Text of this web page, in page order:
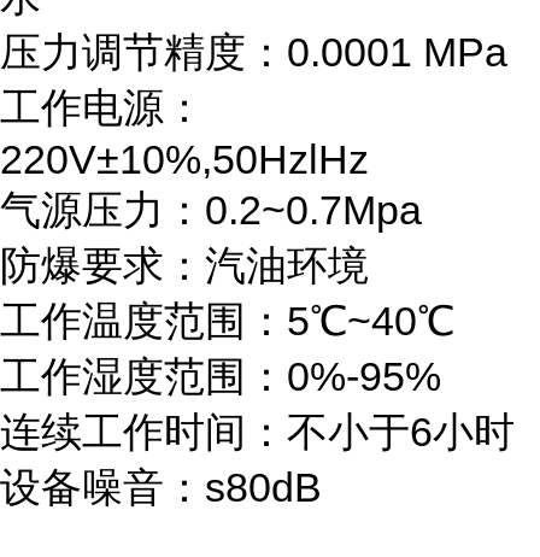
压力调节精度：0.0001 MPa
工作电源：
220V±10%,50HzlHz
气源压力：0.2~0.7Mpa
防爆要求：汽油环境
工作温度范围：5℃~40℃
工作湿度范围：0%-95%
连续工作时间：不小于6小时
设备噪音：s80dB